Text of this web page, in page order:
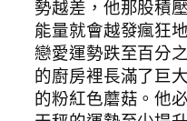
勢越差，他那股積
能量就會越發瘋狂
戀愛運勢跌至百分
的廚房裡長滿了巨
的粉紅色蘑菇。他